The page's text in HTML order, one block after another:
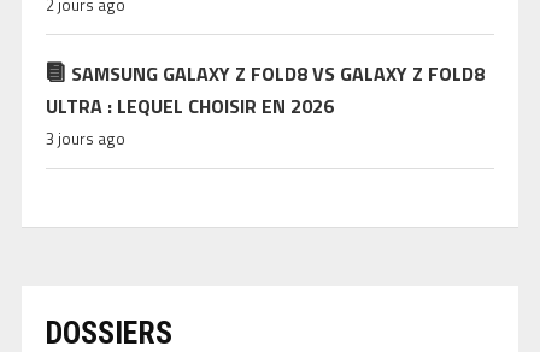
SAMSUNG GALAXY Z FOLD8 VS GALAXY Z FOLD8
ULTRA : LEQUEL CHOISIR EN 2026
3 jours ago
DOSSIERS